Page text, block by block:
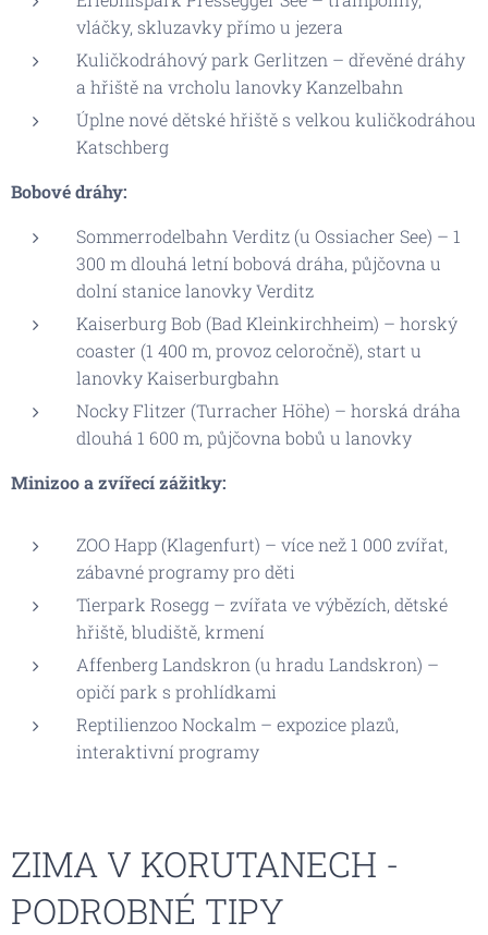
vláčky, skluzavky přímo u jezera
Kuličkodráhový park Gerlitzen – dřevěné dráhy
a hřiště na vrcholu lanovky Kanzelbahn
Úplne nové dětské hřiště s velkou kuličkodráhou
Katschberg
Bobové dráhy:
Sommerrodelbahn Verditz (u Ossiacher See) – 1
300 m dlouhá letní bobová dráha, půjčovna u
dolní stanice lanovky Verditz
Kaiserburg Bob (Bad Kleinkirchheim) – horský
coaster (1 400 m, provoz celoročně), start u
lanovky Kaiserburgbahn
Nocky Flitzer (Turracher Höhe) – horská dráha
dlouhá 1 600 m, půjčovna bobů u lanovky
Minizoo a zvířecí zážitky:
ZOO Happ (Klagenfurt) – více než 1 000 zvířat,
zábavné programy pro děti
Tierpark Rosegg – zvířata ve výbězích, dětské
hřiště, bludiště, krmení
Affenberg Landskron (u hradu Landskron) –
opičí park s prohlídkami
Reptilienzoo Nockalm – expozice plazů,
interaktivní programy
ZIMA V KORUTANECH -
PODROBNÉ TIPY